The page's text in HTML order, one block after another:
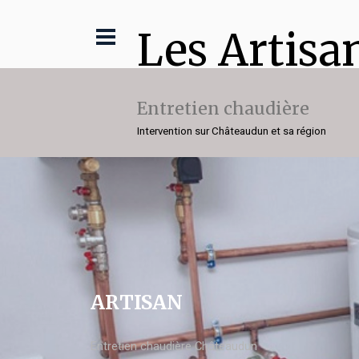
Les
Entretien chaudière
Intervention sur Châteaudun et sa région
ARTISAN
Entretien chaudière Châteaudun